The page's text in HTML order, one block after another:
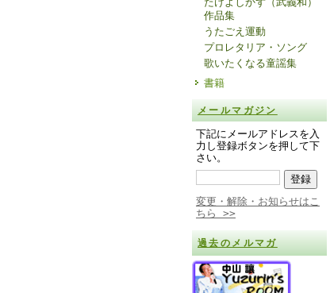
作品集
うたごえ運動
プロレタリア・ソング
歌いたくなる童謡集
書籍
メールマガジン
下記にメールアドレスを入
力し登録ボタンを押して下
さい。
変更・解除・お知らせはこ
ちら >>
過去のメルマガ